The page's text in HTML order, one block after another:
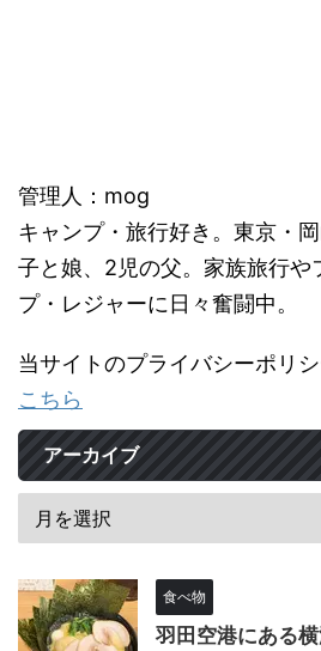
管理人：mog
キャンプ・旅行好き。東京・
子と娘、2児の父。家族旅行や
プ・レジャーに日々奮闘中。
当サイトのプライバシーポリ
こちら
アーカイブ
食べ物
羽田空港にある